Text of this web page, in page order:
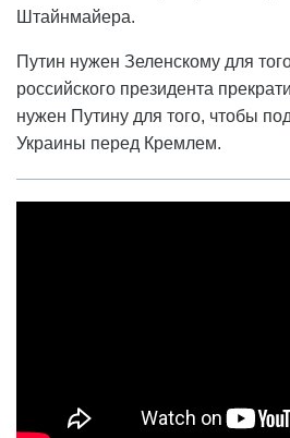
Штайнмайера.
Путин нужен Зеленскому для
российского президента
нужен Путину для того, чтобы
Украины перед Кремлем.